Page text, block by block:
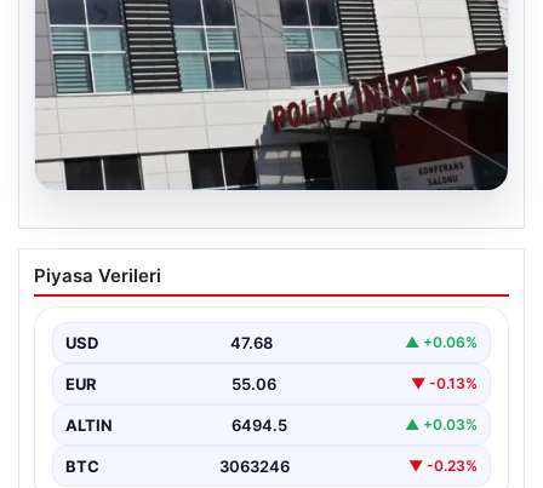
Osmaniye’de fabrikada yangın: 2 işçi
hayatını kaybetti
Piyasa Verileri
USD 47.68 ▲ +0.06%
EUR 55.06 ▼ -0.13%
ALTIN 6494.5 ▲ +0.03%
BTC 3063246 ▼ -0.23%